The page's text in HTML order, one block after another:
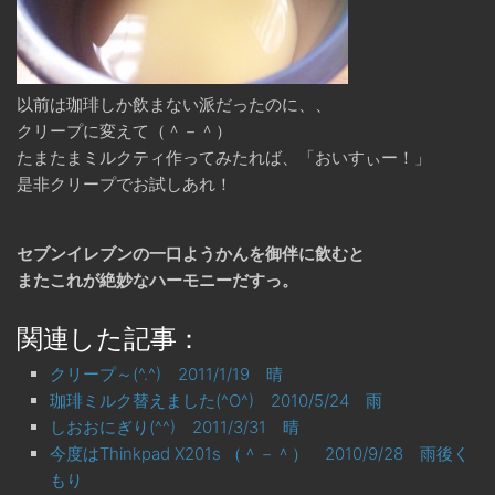
以前は珈琲しか飲まない派だったのに、、
クリープに変えて（＾－＾）
たまたまミルクティ作ってみたれば、「おいすぃー！」
是非クリープでお試しあれ！
セブンイレブンの一口ようかんを御伴に飲むと
またこれが絶妙なハーモニーだすっ。
関連した記事：
クリープ～(^.^) 2011/1/19 晴
珈琲ミルク替えました(^O^) 2010/5/24 雨
しおおにぎり(^^) 2011/3/31 晴
今度はThinkpad X201s （＾－＾） 2010/9/28 雨後く
もり